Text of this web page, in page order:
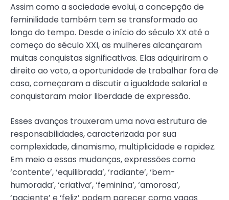
Assim como a sociedade evolui, a concepção de
feminilidade também tem se transformado ao
longo do tempo. Desde o início do século XX até o
começo do século XXI, as mulheres alcançaram
muitas conquistas significativas. Elas adquiriram o
direito ao voto, a oportunidade de trabalhar fora de
casa, começaram a discutir a igualdade salarial e
conquistaram maior liberdade de expressão.
Esses avanços trouxeram uma nova estrutura de
responsabilidades, caracterizada por sua
complexidade, dinamismo, multiplicidade e rapidez.
Em meio a essas mudanças, expressões como
‘contente’, ‘equilibrada’, ‘radiante’, ‘bem-
humorada’, ‘criativa’, ‘feminina’, ‘amorosa’,